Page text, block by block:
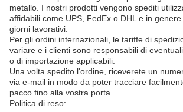
metallo. I nostri prodotti vengono spediti
affidabili come UPS, FedEx o DHL e in
giorni lavorativi.
Per gli ordini internazionali, le tariffe di
variare e i clienti sono responsabili di
o di importazione applicabili.
Una volta spedito l'ordine, riceverete un
via e-mail in modo da poter tracciare
pacco fino alla vostra porta.
Politica di reso: